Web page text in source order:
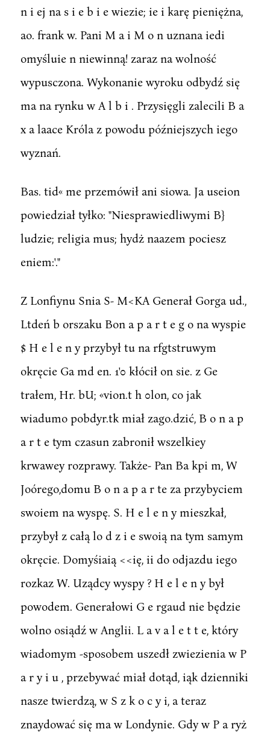
n i ej na s i e b i e wiezie; ie i karę pieniężna,
ao. frank w. Pani M a i M o n uznana iedi
omyśluie n niewinną! zaraz na wolność
wypusczona. Wykonanie wyroku odbydź się
ma na rynku w A l b i . Przysięgli zalecili B a
x a laace Króla z powodu późniejszych iego
wyznań.
Bas. tid« me przemówił ani siowa. Ja useion
powiedział tyłko: "Niesprawiedliwymi B}
ludzie; religia mus; hydż naazem pociesz
eniem:'."
Z Lonfiynu Snia S- M<KA Generał Gorga ud.,
Ltdeń b orszaku Bon a p a r t e g o na wyspie
$ H e l e n y przybył tu na rfgtstruwym
okręcie Ga md en. 1'0 kłócił on sie. z Ge
trałem, Hr. bU; «vion.t h 0lon, co jak
wiadumo pobdyr.tk miał zago.dzić, B o n a p
a r t e tym czasun zabronił wszelkiey
krwawey rozprawy. Także- Pan Ba kpi m, W
Joórego,domu B o n a p a r te za przybyciem
swoiem na wyspę. S. H e l e n y mieszkał,
przybył z całą lo d z i e swoią na tym samym
okręcie. Domyśiaią <<ię, ii do odjazdu iego
rozkaz W. Uządcy wyspy ? H e l e n y był
powodem. Generałowi G e rgaud nie będzie
wolno osiądź w Anglii. L a v a l e t t e, który
wiadomym -sposobem uszedł zwiezienia w P
a r y i u , przebywać miał dotąd, iąk dzienniki
nasze twierdzą, w S z k o c y i, a teraz
znaydować się ma w Londynie. Gdy w P a ryż